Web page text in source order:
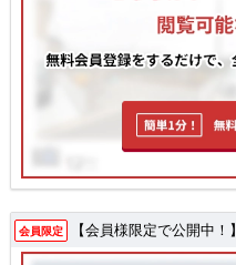
会員限定 【会員様限定で公開中！】